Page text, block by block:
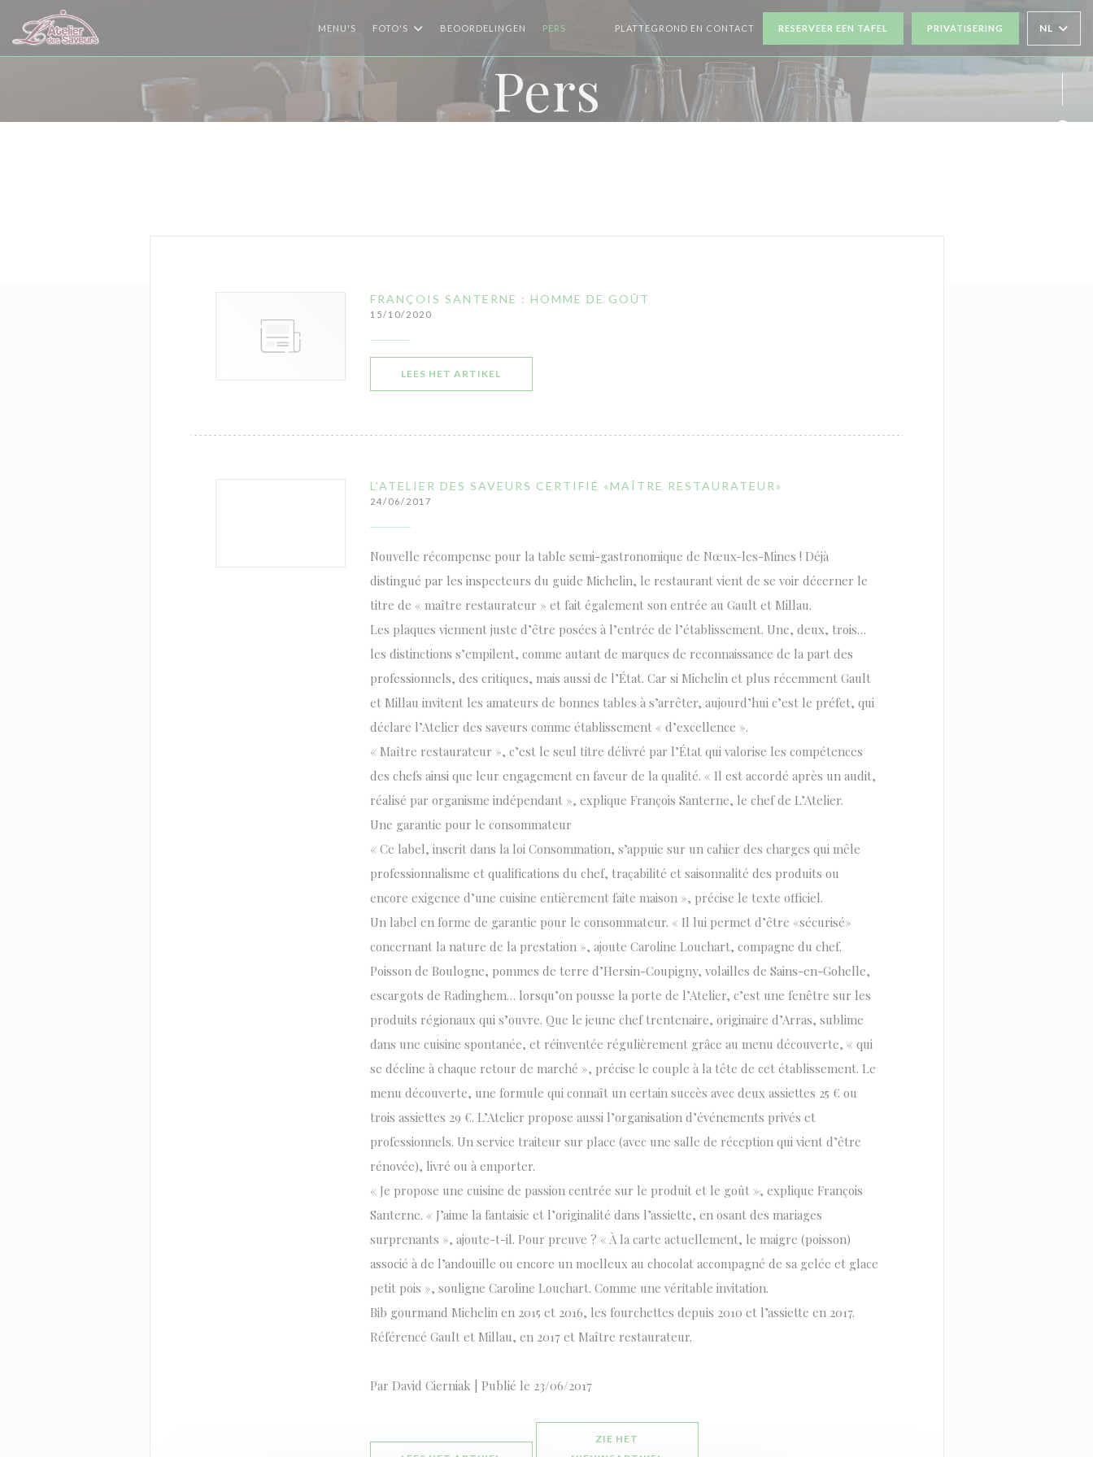
Cookies beheer paneel
MENU'S FOTO'S BEOORDELINGEN PERS PLATTEGROND EN CONTACT RESERVEER EEN TAFEL PRIVATISERING NL
Pers
FRANÇOIS SANTERNE : HOMME DE GOÛT
15/10/2020
LEES HET ARTIKEL
L’ATELIER DES SAVEURS CERTIFIÉ «MAÎTRE RESTAURATEUR»
24/06/2017
Nouvelle récompense pour la table semi-gastronomique de Nœux-les-Mines ! Déjà
distingué par les inspecteurs du guide Michelin, le restaurant vient de se voir décerner le
titre de « maître restaurateur » et fait également son entrée au Gault et Millau.
Les plaques viennent juste d’être posées à l’entrée de l’établissement. Une, deux, trois…
les distinctions s’empilent, comme autant de marques de reconnaissance de la part des
professionnels, des critiques, mais aussi de l’État. Car si Michelin et plus récemment Gault
et Millau invitent les amateurs de bonnes tables à s’arrêter, aujourd’hui c’est le préfet, qui
déclare l’Atelier des saveurs comme établissement « d’excellence ».
« Maître restaurateur », c’est le seul titre délivré par l’État qui valorise les compétences
des chefs ainsi que leur engagement en faveur de la qualité. « Il est accordé après un audit,
réalisé par organisme indépendant », explique François Santerne, le chef de L’Atelier.
Une garantie pour le consommateur
« Ce label, inscrit dans la loi Consommation, s’appuie sur un cahier des charges qui mêle
professionnalisme et qualifications du chef, traçabilité et saisonnalité des produits ou
encore exigence d’une cuisine entièrement faite maison », précise le texte officiel.
Un label en forme de garantie pour le consommateur. « Il lui permet d’être «sécurisé»
concernant la nature de la prestation », ajoute Caroline Louchart, compagne du chef.
Poisson de Boulogne, pommes de terre d’Hersin-Coupigny, volailles de Sains-en-Gohelle,
escargots de Radinghem… lorsqu’on pousse la porte de l’Atelier, c’est une fenêtre sur les
produits régionaux qui s’ouvre. Que le jeune chef trentenaire, originaire d’Arras, sublime
dans une cuisine spontanée, et réinventée régulièrement grâce au menu découverte, « qui
se décline à chaque retour de marché », précise le couple à la tête de cet établissement. Le
menu découverte, une formule qui connaît un certain succès avec deux assiettes 25 € ou
trois assiettes 29 €. L’Atelier propose aussi l’organisation d’événements privés et
professionnels. Un service traiteur sur place (avec une salle de réception qui vient d’être
rénovée), livré ou à emporter.
« Je propose une cuisine de passion centrée sur le produit et le goût », explique François
Santerne. « J’aime la fantaisie et l’originalité dans l’assiette, en osant des mariages
surprenants », ajoute-t-il. Pour preuve ? « À la carte actuellement, le maigre (poisson)
associé à de l’andouille ou encore un moelleux au chocolat accompagné de sa gelée et glace
petit pois », souligne Caroline Louchart. Comme une véritable invitation.
Bib gourmand Michelin en 2015 et 2016, les fourchettes depuis 2010 et l’assiette en 2017.
Référencé Gault et Millau, en 2017 et Maître restaurateur.
Par David Cierniak | Publié le 23/06/2017
ZIE HET